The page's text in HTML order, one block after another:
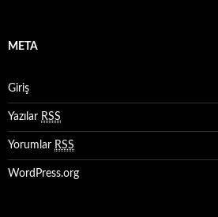
META
Giriş
Yazılar RSS
Yorumlar RSS
WordPress.org